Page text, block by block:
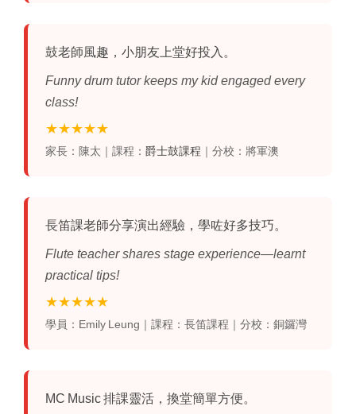
鼓老師風趣，小朋友上堂好投入。
Funny drum tutor keeps my kid engaged every
class!
★★★★★
家長：陳太｜課程： 爵士鼓課程 ｜分校：將軍澳
長笛課老師分享演出經驗，學咗好多技巧。
Flute teacher shares stage experience—learnt
practical tips!
★★★★★
學員：Emily Leung｜課程：長笛課程｜分校：銅鑼灣
MC Music 排課靈活，換堂簡單方便。